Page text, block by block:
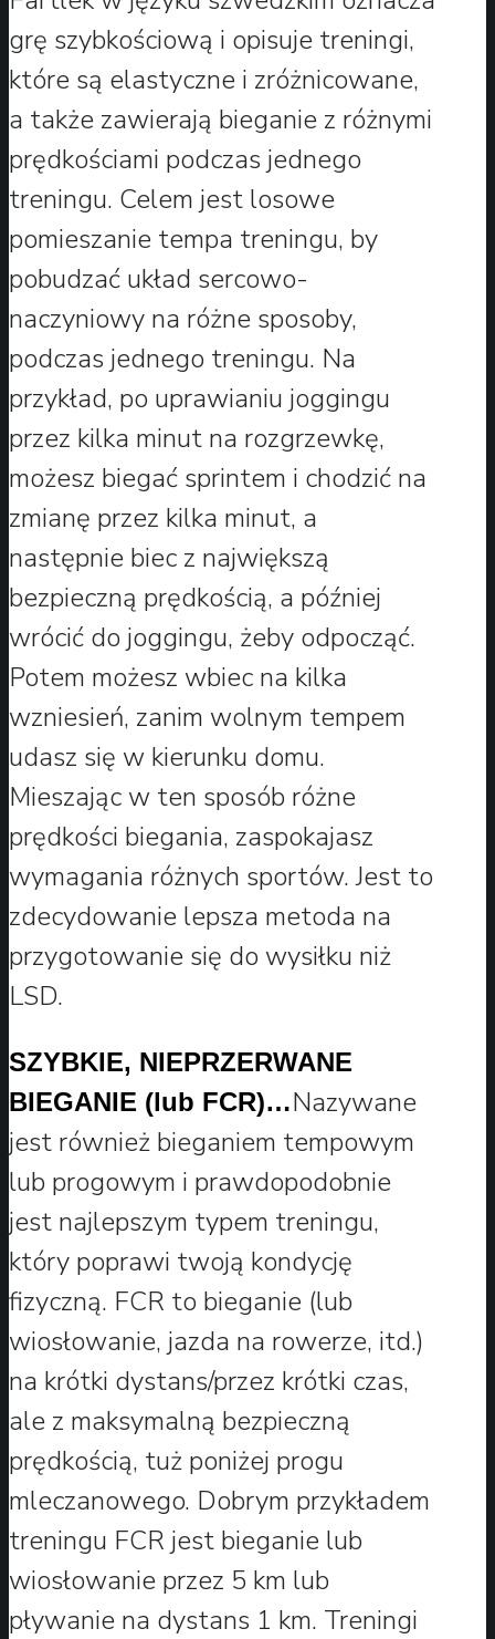
grę szybkościową i opisuje treningi,
które są elastyczne i zróżnicowane,
a także zawierają bieganie z różnymi
prędkościami podczas jednego
treningu. Celem jest losowe
pomieszanie tempa treningu, by
pobudzać układ sercowo-
naczyniowy na różne sposoby,
podczas jednego treningu. Na
przykład, po uprawianiu joggingu
przez kilka minut na rozgrzewkę,
możesz biegać sprintem i chodzić na
zmianę przez kilka minut, a
następnie biec z największą
bezpieczną prędkością, a później
wrócić do joggingu, żeby odpocząć.
Potem możesz wbiec na kilka
wzniesień, zanim wolnym tempem
udasz się w kierunku domu.
Mieszając w ten sposób różne
prędkości biegania, zaspokajasz
wymagania różnych sportów. Jest to
zdecydowanie lepsza metoda na
przygotowanie się do wysiłku niż
LSD.
SZYBKIE, NIEPRZERWANE
BIEGANIE (lub FCR)…Nazywane
jest również bieganiem tempowym
lub progowym i prawdopodobnie
jest najlepszym typem treningu,
który poprawi twoją kondycję
fizyczną. FCR to bieganie (lub
wiosłowanie, jazda na rowerze, itd.)
na krótki dystans/przez krótki czas,
ale z maksymalną bezpieczną
prędkością, tuż poniżej progu
mleczanowego. Dobrym przykładem
treningu FCR jest bieganie lub
wiosłowanie przez 5 km lub
pływanie na dystans 1 km. Treningi